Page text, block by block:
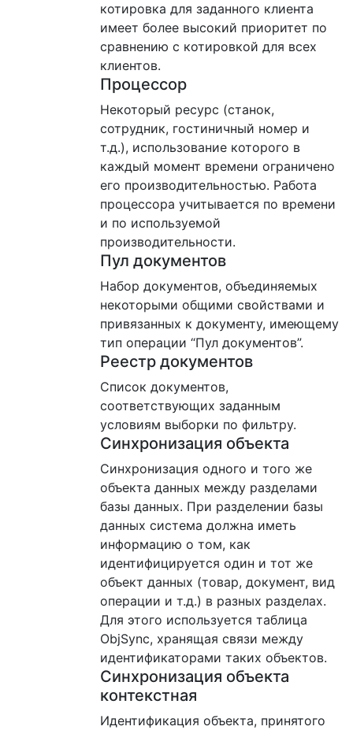
котировка для заданного клиента
имеет более высокий приоритет по
сравнению с котировкой для всех
клиентов.
Процессор
Некоторый ресурс (станок,
сотрудник, гостиничный номер и
т.д.), использование которого в
каждый момент времени ограничено
его производительностью. Работа
процессора учитывается по времени
и по используемой
производительности.
Пул документов
Набор документов, объединяемых
некоторыми общими свойствами и
привязанных к документу, имеющему
тип операции “Пул документов”.
Реестр документов
Список документов,
соответствующих заданным
условиям выборки по фильтру.
Синхронизация объекта
Синхронизация одного и того же
объекта данных между разделами
базы данных. При разделении базы
данных система должна иметь
информацию о том, как
идентифицируется один и тот же
объект данных (товар, документ, вид
операции и т.д.) в разных разделах.
Для этого используется таблица
ObjSync, хранящая связи между
идентификаторами таких объектов.
Синхронизация объекта
контекстная
Идентификация объекта, принятого